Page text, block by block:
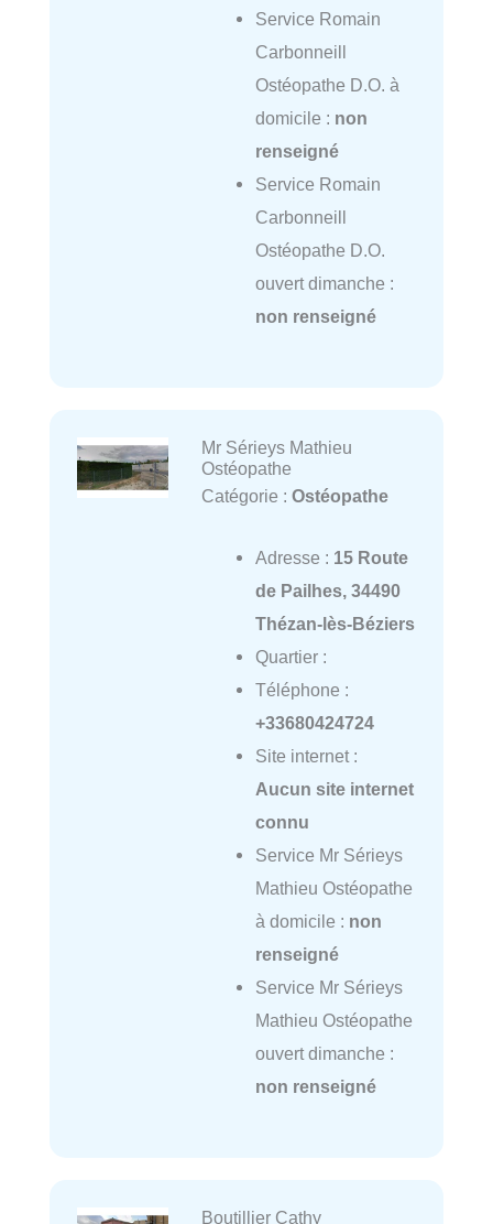
Service Romain
Carbonneill
Ostéopathe D.O. à
domicile : non
renseigné
Service Romain
Carbonneill
Ostéopathe D.O.
ouvert dimanche :
non renseigné
Mr Sérieys Mathieu
Ostéopathe
Catégorie : Ostéopathe
Adresse : 15 Route
de Pailhes, 34490
Thézan-lès-Béziers
Quartier :
Téléphone :
+33680424724
Site internet :
Aucun site internet
connu
Service Mr Sérieys
Mathieu Ostéopathe
à domicile : non
renseigné
Service Mr Sérieys
Mathieu Ostéopathe
ouvert dimanche :
non renseigné
Boutillier Cathy